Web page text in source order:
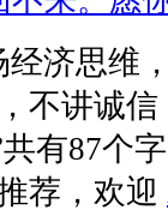
经济思维
不讲诚
共有87个
荐，欢迎